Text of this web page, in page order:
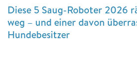
Diese 5 Saug-Roboter 2026
weg – und einer davon
Hundebesitzer